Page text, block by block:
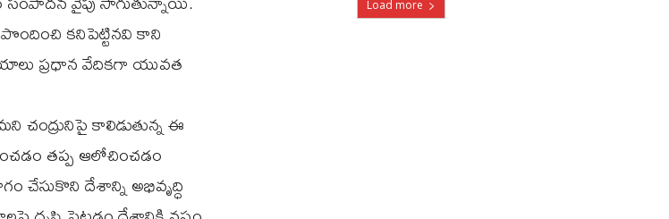
కనిపెట్టినవి కాని
ప్రధాన వేదికగా యువత
చంద్రునిపై కాలిడుతున్న ఈ
తప్ప ఆలోచించడం
చేసుకొని దేశాన్ని అభివృద్ధి
Load more